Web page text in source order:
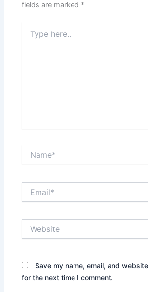
fields are marked *
here..
Save my name, email, and
for the next time I comment.